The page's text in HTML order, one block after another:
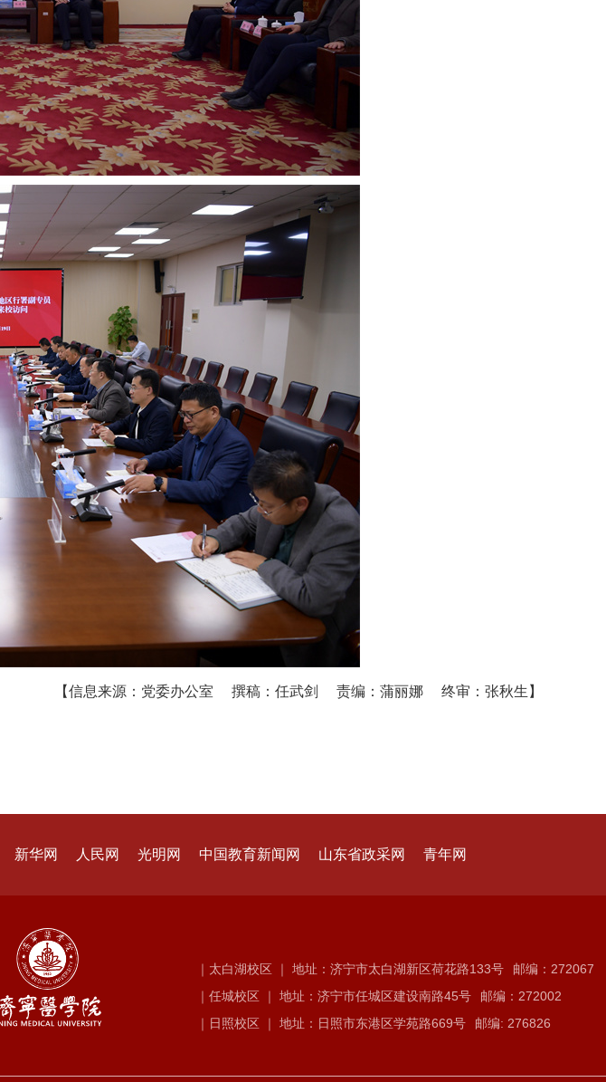
【信息来源：党委办公室 撰稿：任武剑 责编：蒲丽娜 终审：张秋生】
新华网 人民网 光明网 中国教育新闻网 山东省政采网 青年网
｜太白湖校区 ｜ 地址：济宁市太白湖新区荷花路133号
邮编：272067
｜任城校区 ｜ 地址：济宁市任城区建设南路45号
邮编：272002
｜日照校区 ｜ 地址：日照市东港区学苑路669号
邮编: 276826